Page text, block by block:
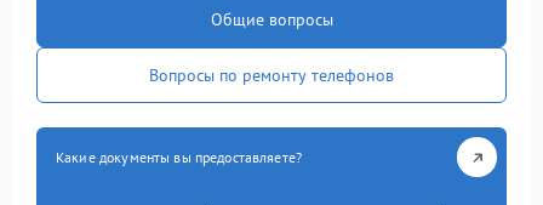
Общие вопросы
Вопросы по ремонту телефонов
Какие документы вы предоставляете?